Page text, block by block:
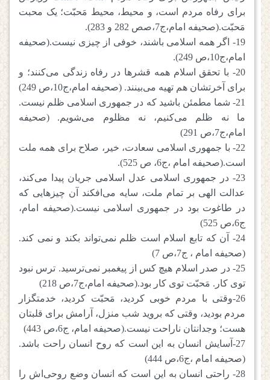
برای رفاه مردم است، و محیط، محیط مَحبّت؛ یک محبت
مَحبّت.(صحیفه امام،ج7،صص 282 و 283).
19- اگر همه اسلامی باشند، خوفی از چیزی نیست.(صحیفه
امام،ج10،ص 249).
20- با تحقق اسلام همه قشرها در رفاه زندگی می‌کنند؛ و
برای آخرتشان هم تهیه می‌بینند. (صحیفه امام،ج10،ص 249)
21- شما مطمئن باشید که در جمهوری اسلامی ظلم نیست.
ما نه ظلم می‌کنیم، نه مظلوم می‌شویم. (صحیفه
امام،ج7،ص 291)
22- با جمهوری اسلامی سعادت، خیر، صلاح برای همه ملت
است.(صحیفه امام ،ج6، ص 525).
23- در جمهوری اسلامی عدل اسلامی جریان پیدا می‌کند،
عدالت الهی بر تمام ملت، سایه می‌افکند آن چیزهایی که
در طاغوت بود در جمهوری اسلامی نیست.(صحیفه امام،
ج6،ص 525)
24- آن که تابع اسلام است ظلم نمی‌تواند بکند و نمی کند.
(صحیفه امام ، ج7،ص 7)
25- در صدر اسلام هیچ کس از پیغمبر نمی‌ترسید. ترس نبود
توی کار. مَحبّت توی کار بود.(صحیفه امام،ج7،ص 218)
26-وقتی با مردم خوبی کردید، مَحبّت کردید، خدمتگزار
مردم بودید، وقتی که بروید شب منزل، آرامش برای قلبتان
هست؛ وجدانتان ناراحت نیست.(صحیفه امام، ج6،ص 443)
27-آسایش انسان به این است که روح انسان راحت باشد.
(صحیفه امام ،ج6،ص 444)
28- راحتی انسان به این است که انسان وضع روحی‌اش را